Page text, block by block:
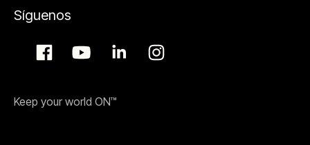
Síguenos
Keep your world ON™